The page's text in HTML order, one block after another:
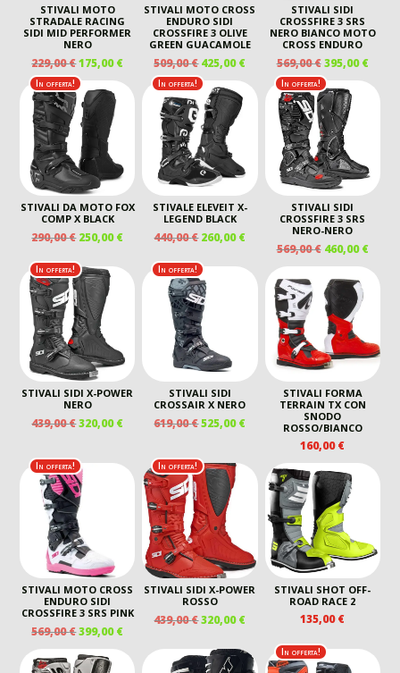
STIVALI MOTO
STRADALE RACING
SIDI MID PERFORMER
NERO
229,00€IL
PREZZO
ORIGINALE
ERA:
229,00 €.
175,00€IL
PREZZO
ATTUALE
175,00 €.
STIVALI MOTO CROSS
ENDURO SIDI
CROSSFIRE 3 OLIVE
GREEN GUACAMOLE
509,00€ IL
PREZZO
ORIGINALE
ERA:
509,00 €.
425,00€IL
PREZZO
ATTUALE
425,00 €.
STIVALI SIDI
CROSSFIRE 3 SRS
NERO BIANCO MOTO
CROSS ENDURO
569,00€ IL
PREZZO
ORIGINALE
ERA:
569,00 €.
395,00€IL
In offerta!
STIVALI DA MOTO FOX
COMP X BLACK
290,00€ IL
ORIGINALE
ERA:
290,00 €.
250,00€IL
ATTUALE
È:
250,00 €.
In offerta!
STIVALE ELEVEIT X-
LEGEND BLACK
440,00€ IL
ORIGINALE
ERA:
440,00 €.
260,00€IL
PREZZO
ATTUALE
260,00 €.
In offerta!
STIVALI SIDI
CROSSFIRE 3 SRS
NERO-NERO
569,00€ IL
PREZZO
ORIGINALE
ERA:
569,00 €.
460,00€IL
In offerta!
STIVALI SIDI X-POWER
NERO
439,00€IL
ERA:
439,00 €.
320,00€IL
È:
320,00 €.
In offerta!
STIVALI SIDI
CROSSAIR X NERO
619,00€IL
ERA:
619,00 €.
525,00€IL
È:
525,00 €.
STIVALI FORMA
TERRAIN TX CON
SNODO
ROSSO/BIANCO
160,00€
In offerta!
STIVALI MOTO CROSS
ENDURO SIDI
CROSSFIRE 3 SRS PINK
569,00€IL
PREZZO
ORIGINALE
399,00€IL
PREZZO
ATTUALE
In offerta!
STIVALI SIDI X-POWER
ROSSO
439,00€IL
ORIGINALE
ERA:
320,00€IL
ATTUALE
È:
STIVALI SHOT OFF-
ROAD RACE 2
135,00€
In offerta!